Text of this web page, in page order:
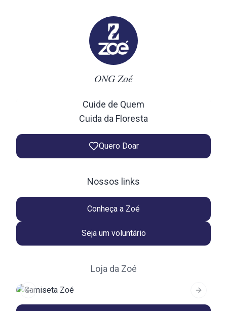
ONG Zoé
Cuide de Quem
Cuida da Floresta
Quero Doar
Nossos links
Conheça a Zoé
Seja um voluntário
Loja da Zoé
Previous slide Next